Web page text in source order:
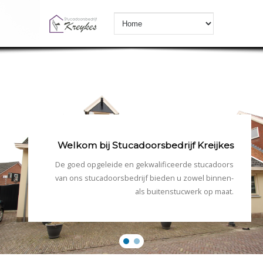
Welkom bij Stucadoorsbedrijf Kreijkes
De goed opgeleide en gekwalificeerde stucadoors
van ons stucadoorsbedrijf bieden u zowel binnen-
als buitenstucwerk op maat.